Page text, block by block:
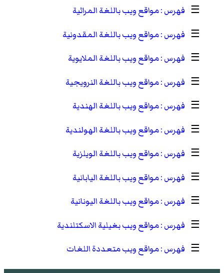
☰
مواقع ويب باللغة المراثية
☰
مواقع ويب باللغة المقدونية
☰
مواقع ويب باللغة الملايوية
☰
مواقع ويب باللغة النرويجية
☰
مواقع ويب باللغة الهندية
☰
مواقع ويب باللغة الهولندية
☰
مواقع ويب باللغة الويلزية
☰
مواقع ويب باللغة اليابانية
☰
مواقع ويب باللغة اليونانية
☰
مواقع ويب بغيلية الاسكتلندية
☰
مواقع ويب متعددة اللغات